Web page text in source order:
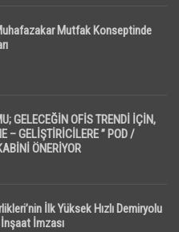
Mutfak Konseptinde
GELECEĞİN OFİS TRENDİ İÇİN,
– GELİŞTİRİCİLERE ” POD /
ÖNERİYOR
İlk Yüksek Hızlı Demiryolu
İmzası